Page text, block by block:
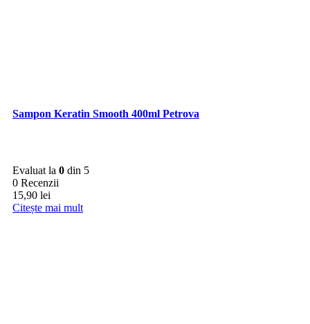
Sampon Keratin Smooth 400ml Petrova
Evaluat la 0 din 5
0 Recenzii
15,90 lei
Citește mai mult